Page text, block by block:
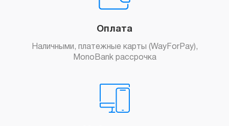
Оплата
Наличными, платежные карты (WayForPay),
MonoBank рассрочка